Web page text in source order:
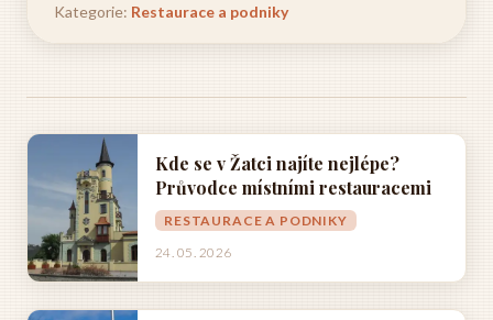
Kategorie: Restaurace a podniky
Kde se v Žatci najíte nejlépe?
Průvodce místními restauracemi
RESTAURACE A PODNIKY
24. 05. 2026